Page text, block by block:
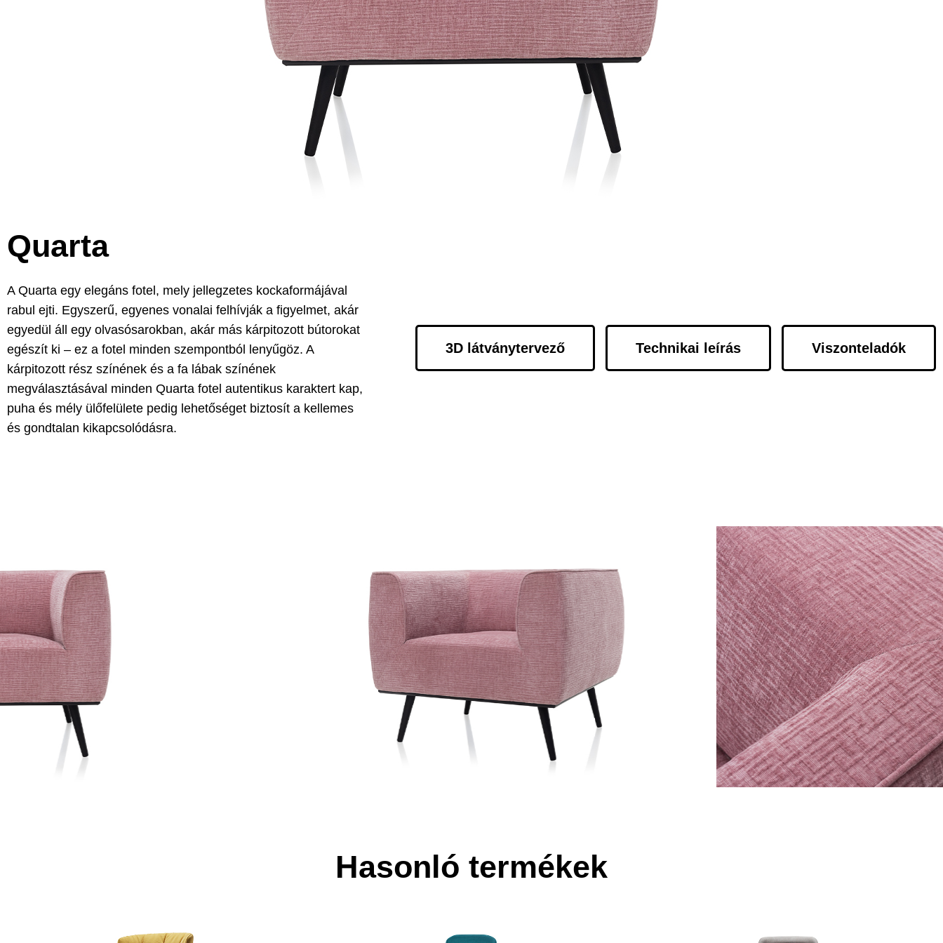
Quarta
A Quarta egy elegáns fotel, mely jellegzetes kockaformájával
rabul ejti. Egyszerű, egyenes vonalai felhívják a figyelmet, akár
egyedül áll egy olvasósarokban, akár más kárpitozott bútorokat
egészít ki – ez a fotel minden szempontból lenyűgöz. A
kárpitozott rész színének és a fa lábak színének
megválasztásával minden Quarta fotel autentikus karaktert kap,
puha és mély ülőfelülete pedig lehetőséget biztosít a kellemes
és gondtalan kikapcsolódásra.
3D látványtervező Technikai leírás Viszonteladók
Hasonló termékek